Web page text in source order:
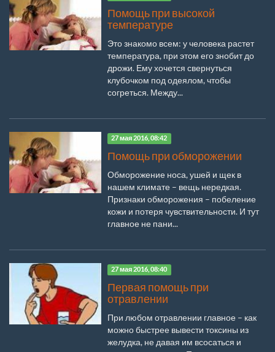
Помощь при высокой
температуре
Это знакомо всем: у человека растет
температура, при этом его знобит до
дрожи. Ему хочется свернуться
клубочком под одеялом, чтобы
согреться. Между...
27 мая 2016, 08:42
Помощь при обморожении
Обморожение носа, ушей и щек в
нашем климате – вещь нередкая.
Признаки обморожения – побеление
кожи и потеря чувствительности. И тут
главное не пани...
27 мая 2016, 08:40
Первая помощь при
отравлении
При любом отравлении главное – как
можно быстрее вывести токсины из
желудка, не давая им всосаться и